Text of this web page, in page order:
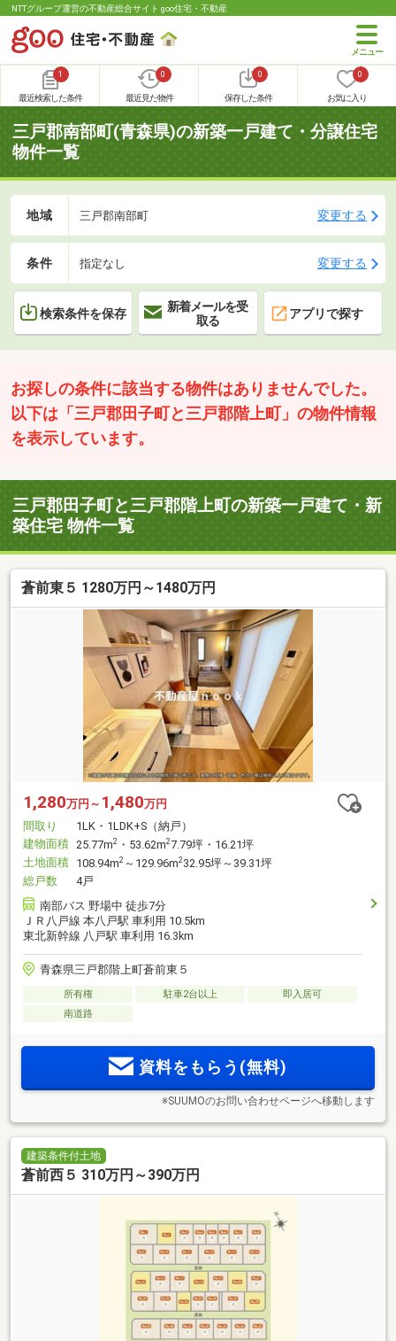
NTTグループ運営の不動産総合サイト goo住宅・不動産
1
最近検索した条件
0
最近見た物件
0
保存した条件
0
お気に入り
三戸郡南部町(青森県)の新築一戸建て・分譲住宅
物件一覧
地域 三戸郡南部町 変更する
条件 指定なし 変更する
検索条件を保存
新着メールを受
取る
アプリで探す
お探しの条件に該当する物件はありませんでした。
以下は「三戸郡田子町と三戸郡階上町」の物件情報
を表示しています。
三戸郡田子町と三戸郡階上町の新築一戸建て・新
築住宅 物件一覧
蒼前東５ 1280万円～1480万円
1,280万円～ 1,480万円
間取り
1LK・1LDK+S（納戸）
建物面積 25.77m2 ・53.62m27.79坪・16.21坪
土地面積 108.94m2 ～129.96m232.95坪～39.31坪
総戸数
4戸
南部バス 野場中 徒歩7分
ＪＲ八戸線 本八戸駅 車利用 10.5km
東北新幹線 八戸駅 車利用 16.3km
青森県三戸郡階上町蒼前東５
所有権 駐車2台以上
即入居可
南道路
資料をもらう(無料)
※SUUMOのお問い合わせページへ移動します
建築条件付土地
蒼前西５ 310万円～390万円